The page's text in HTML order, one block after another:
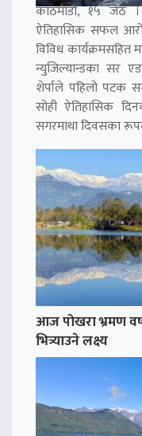
काठमाडौं, १५ जेठ ।
ऐतिहासिक सफल
विविध
न्युजिल्यान्डका सर
शेर्पाले पहिलो पटक
सोही ऐतिहासिक
सगरमाथा दिवसका
आज पोखरा भ्रमण
भित्र्याउने लक्ष्य